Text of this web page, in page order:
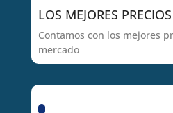
LOS MEJORES
Contamos con los mejores
mercado